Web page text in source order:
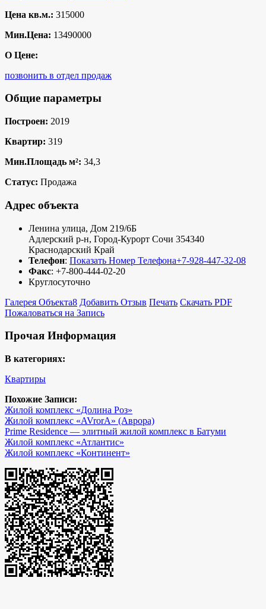
Цена кв.м.: 315000
Мин.Цена: 13490000
О Цене:
позвонить в отдел продаж
Общие параметры
Построен: 2019
Квартир: 319
Мин.Площадь м²: 34,3
Статус: Продажа
Адрес объекта
Ленина улица, Дом 219/6Б
Адлерский р-н, Город-Курорт Сочи 354340
Краснодарский Край
Телефон: Показать Номер Телефона+7-928-447-32-08
Факс: +7-800-444-02-20
Круглосуточно
Галерея Объекта8 Добавить Отзыв Печать Скачать PDF
Пожаловаться на Запись
Прочая Информация
В категориях:
Квартиры
Похожие Записи:
Жилой комплекс «Долина Роз»
Жилой комплекс «AVrorA» (Аврора)
Prime Residence — элитный жилой комплекс в Батуми
Жилой комплекс «Атлантис»
Жилой комплекс «Континент»